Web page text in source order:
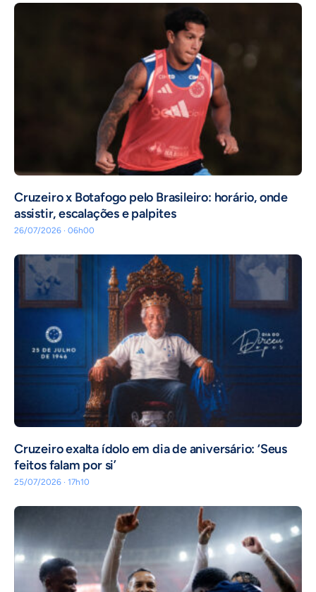
Cruzeiro x Botafogo pelo Brasileiro: horário, onde
assistir, escalações e palpites
26/07/2026 · 06h00
Cruzeiro exalta ídolo em dia de aniversário: ‘Seus
feitos falam por si’
25/07/2026 · 17h10